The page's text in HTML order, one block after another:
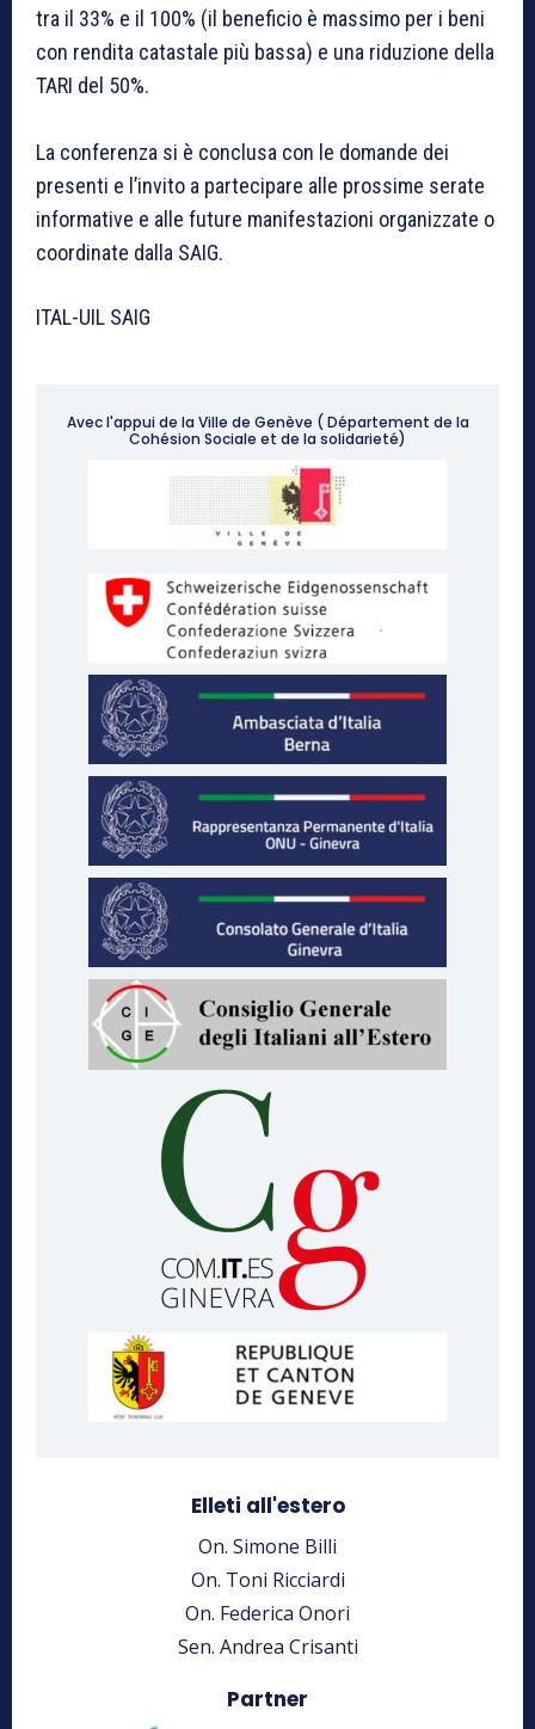
tra il 33% e il 100% (il beneficio è massimo per i beni
con rendita catastale più bassa) e una riduzione della
TARI del 50%.
La conferenza si è conclusa con le domande dei
presenti e l’invito a partecipare alle prossime serate
informative e alle future manifestazioni organizzate o
coordinate dalla SAIG.
ITAL-UIL SAIG
Avec l'appui de la Ville de Genève ( Département de la
Cohésion Sociale et de la solidarieté)
Elleti all'estero
On. Simone Billi
On. Toni Ricciardi
On. Federica Onori
Sen. Andrea Crisanti
Partner